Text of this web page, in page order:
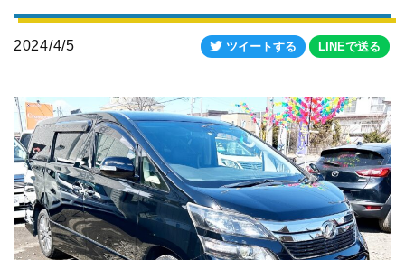
2024/4/5 ツイートする LINEで送る